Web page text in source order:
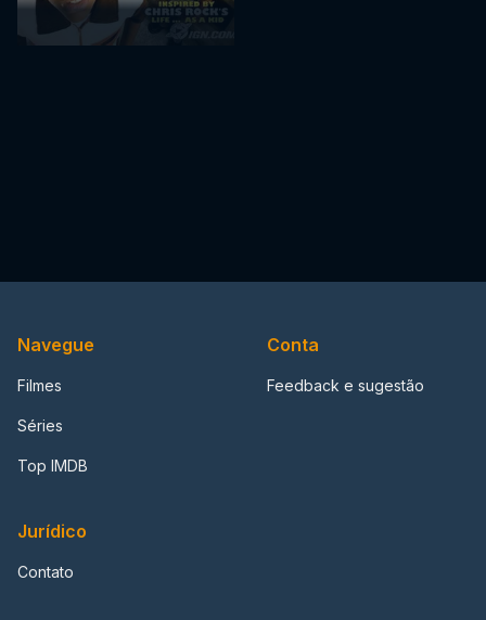
Navegue
Filmes
Séries
Top IMDB
Conta
Feedback e sugestão
Jurídico
Contato